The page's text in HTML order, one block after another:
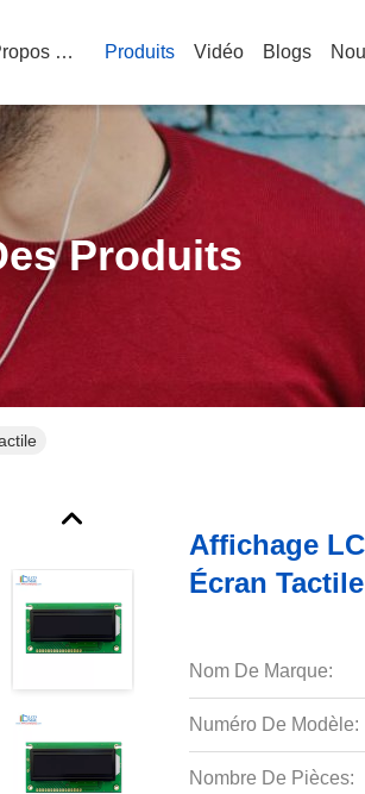
À Propos De Nous Produits Vidéo Blogs
Produits
Affichage
Écran Tactile
Nom De Marque:
Numéro De Modèle:
Nombre De Pièces: